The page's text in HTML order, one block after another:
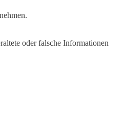
oder falsche Informationen